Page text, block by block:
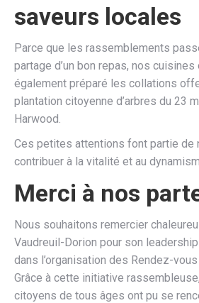
saveurs locales
Parce que les rassemblements
partage d’un bon repas, nos
également préparé les collations
plantation citoyenne d’arbres du 23
Harwood.
Ces petites attentions font partie de
contribuer à la vitalité et au
Merci à nos
Nous souhaitons remercier
Vaudreuil-Dorion pour son
dans l’organisation des Rendez-
Grâce à cette initiative
citoyens de tous âges ont pu se